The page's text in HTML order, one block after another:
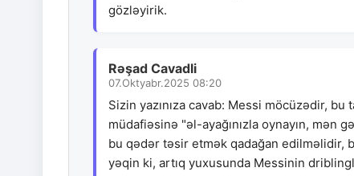
gözləyirik.
Rəşad Cavadli
07.Oktyabr.2025 08:20
Sizin yazınıza cavab: Messi möcüzədir,
müdafiəsinə "əl-ayağınızla oynayın, mən
bu qədər təsir etmək qadağan edilməlidir,
yəqin ki, artıq yuxusunda Messinin